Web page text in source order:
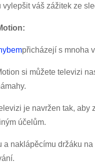
váš zážitek ze
přicházejí s mnoha
si můžete televizi
je navržen tak,
účelům.
naklápěcímu držáku